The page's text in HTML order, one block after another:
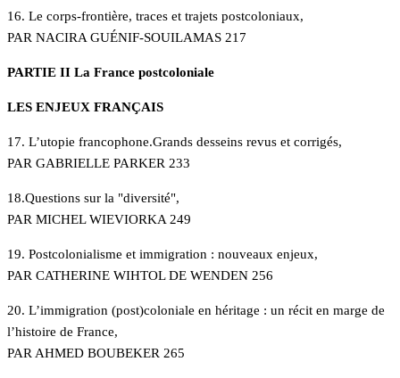
16. Le corps-frontière, traces et trajets postcoloniaux,
PAR NACIRA GUÉNIF-SOUILAMAS 217
PARTIE II La France postcoloniale
LES ENJEUX FRANÇAIS
17. L’utopie francophone.Grands desseins revus et corrigés,
PAR GABRIELLE PARKER 233
18.Questions sur la "diversité",
PAR MICHEL WIEVIORKA 249
19. Postcolonialisme et immigration : nouveaux enjeux,
PAR CATHERINE WIHTOL DE WENDEN 256
20. L’immigration (post)coloniale en héritage : un récit en marge de
l’histoire de France,
PAR AHMED BOUBEKER 265